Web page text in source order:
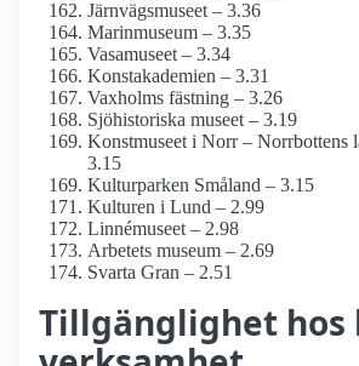
Järnvägs­museet – 3.36
Marinmuseum – 3.35
Vasamuseet – 3.34
Konst­akademien – 3.31
Vaxholms fästning – 3.26
Sjöhistoriska museet – 3.19
Konstmuseet i Norr – Norrbottens
3.15
Kulturparken Småland – 3.15
Kulturen i Lund – 2.99
Linnémuseet – 2.98
Arbetets museum – 2.69
Svarta Gran – 2.51
Tillgänglighet